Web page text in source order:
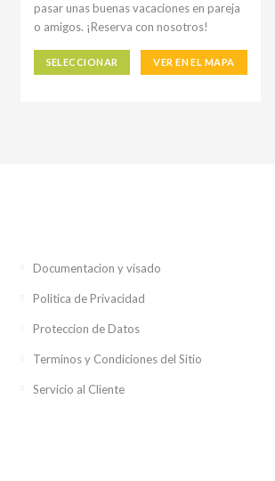
pasar unas buenas vacaciones en pareja
o amigos. ¡Reserva con nosotros!
SELECCIONAR VER EN EL MAPA
Documentacion y visado
Politica de Privacidad
Proteccion de Datos
Terminos y Condiciones del Sitio
Servicio al Cliente